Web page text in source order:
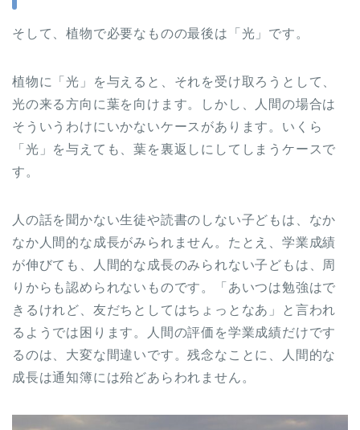
そして、植物で必要なものの最後は「光」です。
植物に「光」を与えると、それを受け取ろうとして、
光の来る方向に葉を向けます。しかし、人間の場合は
そういうわけにいかないケースがあります。いくら
「光」を与えても、葉を裏返しにしてしまうケースで
す。
人の話を聞かない生徒や読書のしない子どもは、なか
なか人間的な成長がみられません。たとえ、学業成績
が伸びても、人間的な成長のみられない子どもは、周
りからも認められないものです。「あいつは勉強はで
きるけれど、友だちとしてはちょっとなあ」と言われ
るようでは困ります。人間の評価を学業成績だけです
るのは、大変な間違いです。残念なことに、人間的な
成長は通知簿には殆どあらわれません。